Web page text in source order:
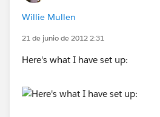
Willie Mullen
21 de junio de 2012 2:31
Here's what I have set up: